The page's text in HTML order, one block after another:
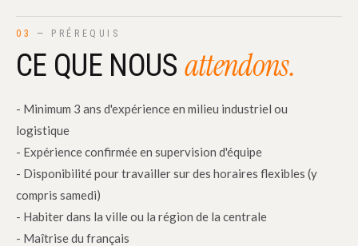
03 — PRÉREQUIS
CE QUE NOUS attendons.
- Minimum 3 ans d'expérience en milieu industriel ou
logistique
- Expérience confirmée en supervision d'équipe
- Disponibilité pour travailler sur des horaires flexibles (y
compris samedi)
- Habiter dans la ville ou la région de la centrale
- Maîtrise du français